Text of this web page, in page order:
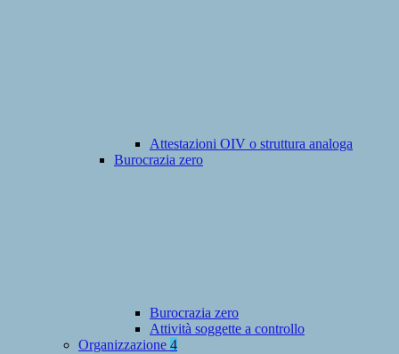
Attestazioni OIV o struttura analoga
Burocrazia zero
Burocrazia zero
Attività soggette a controllo
Organizzazione 4